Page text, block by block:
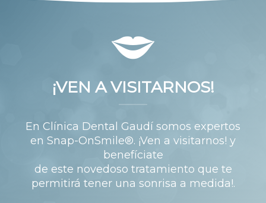
¡VEN A VISITARNOS!
En Clínica Dental Gaudí somos expertos
en Snap-OnSmile®. ¡Ven a visitarnos! y
benefíciate
de este novedoso tratamiento que te
permitirá tener una sonrisa a medida!.